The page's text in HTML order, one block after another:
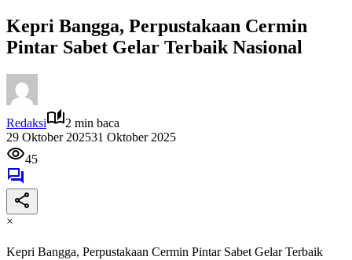
Kepri Bangga, Perpustakaan Cermin
Pintar Sabet Gelar Terbaik Nasional
Redaksi
2 min baca
29 Oktober 202531 Oktober 2025
45
×
Kepri Bangga, Perpustakaan Cermin Pintar Sabet Gelar Terbaik